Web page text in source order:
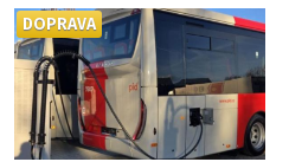
DOPRAVA